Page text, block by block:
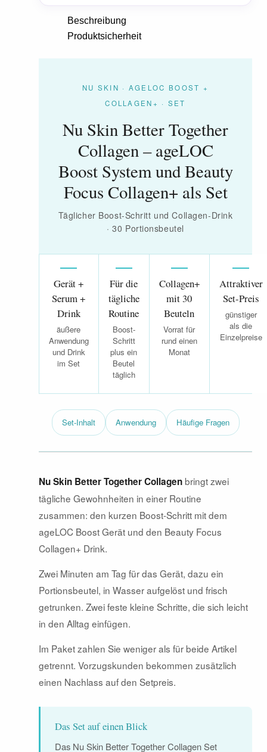
Beschreibung
Produktsicherheit
NU SKIN · AGELOC BOOST +
COLLAGEN+ · SET
Nu Skin Better Together
Collagen – ageLOC
Boost System und Beauty
Focus Collagen+ als Set
Täglicher Boost-Schritt und Collagen-Drink
· 30 Portionsbeutel
Gerät +
Serum +
Drink
äußere
Anwendung
und Drink
im Set
Für die
tägliche
Routine
Boost-
Schritt
plus ein
Beutel
täglich
Collagen+
mit 30
Beuteln
Vorrat für
rund einen
Monat
Attraktiver
Set-Preis
günstiger
als die
Einzelpreise
Set-Inhalt Anwendung Häufige Fragen
Nu Skin Better Together Collagenbringt zwei
tägliche Gewohnheiten in einer Routine
zusammen: den kurzen Boost-Schritt mit dem
ageLOC Boost Gerät und den Beauty Focus
Collagen+ Drink.
Zwei Minuten am Tag für das Gerät, dazu ein
Portionsbeutel, in Wasser aufgelöst und frisch
getrunken. Zwei feste kleine Schritte, die sich leicht
in den Alltag einfügen.
Im Paket zahlen Sie weniger als für beide Artikel
getrennt. Vorzugskunden bekommen zusätzlich
einen Nachlass auf den Setpreis.
Das Set auf einen Blick
Das Nu Skin Better Together Collagen Set